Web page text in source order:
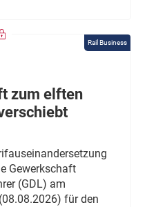
Rail Business
zum elften
Gewerkschaft
(GDL) am
für den